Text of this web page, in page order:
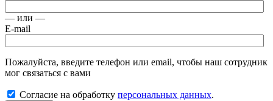
— или —
E-mail
Пожалуйста, введите телефон или email, чтобы наш сотрудник
мог связаться с вами
Согласие на обработку персональных данных.